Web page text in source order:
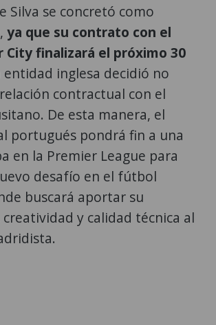
Silva se concretó como
ya que su contrato con el
City finalizará el próximo 30
entidad inglesa decidió no
contractual con el
De esta manera, el
portugués pondrá fin a una
en la Premier League para
desafío en el fútbol
buscará aportar su
y calidad técnica al